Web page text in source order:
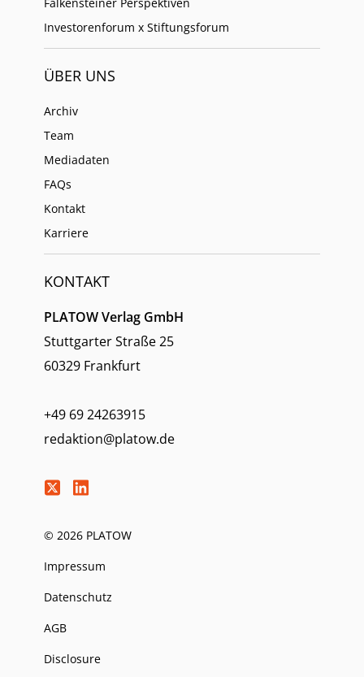
Falkensteiner Perspektiven
Investorenforum x Stiftungsforum
ÜBER UNS
Archiv
Team
Mediadaten
FAQs
Kontakt
Karriere
KONTAKT
PLATOW Verlag GmbH
Stuttgarter Straße 25
60329 Frankfurt
+49 69 24263915
redaktion@platow.de
© 2026 PLATOW
Impressum
Datenschutz
AGB
Disclosure